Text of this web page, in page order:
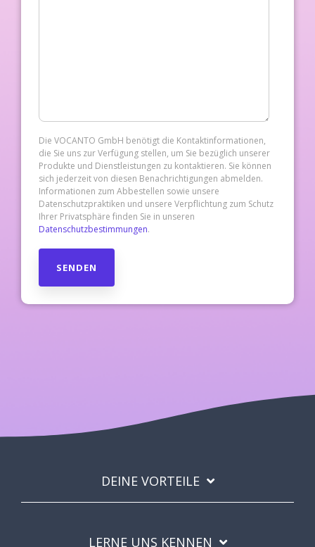
Die VOCANTO GmbH benötigt die Kontaktinformationen,
die Sie uns zur Verfügung stellen, um Sie bezüglich unserer
Produkte und Dienstleistungen zu kontaktieren. Sie können
sich jederzeit von diesen Benachrichtigungen abmelden.
Informationen zum Abbestellen sowie unsere
Datenschutzpraktiken und unsere Verpflichtung zum Schutz
Ihrer Privatsphäre finden Sie in unseren
Datenschutzbestimmungen.
DEINE VORTEILE
LERNE UNS KENNEN